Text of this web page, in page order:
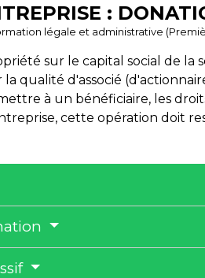
:
légale et administrative
sur le capital social de
qualité d'associé
à un bénéficiaire, les
cette opération doit